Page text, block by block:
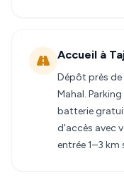
Accueil à
Dépôt près
Mahal.
batterie
d'accès avec
entrée 1–3